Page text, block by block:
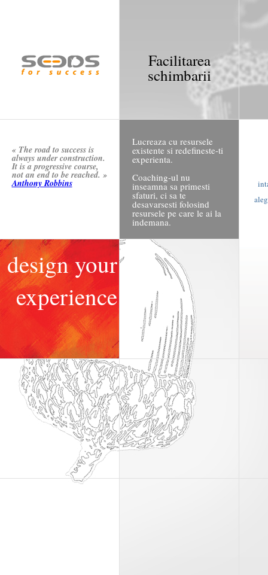
Facilitarea
schimbarii
« The road to success is
always under construction.
It is a progressive course,
not an end to be reached. »
Anthony Robbins
Lucreaza cu resursele
existente si redefineste-ti
experienta.
Coaching-ul nu
inseamna sa primesti
sfaturi, ci sa te
desavarsesti folosind
resursele pe care le ai la
indemana.
design your
experience
design your experience
resetează-ţi experienţa
instrucţiuni
Va invitam sa va construiti propria
experienta vizuala in acest site folosind
creativitatea, simtul practic si
individualitatea proprie.
La fel ca in coaching.